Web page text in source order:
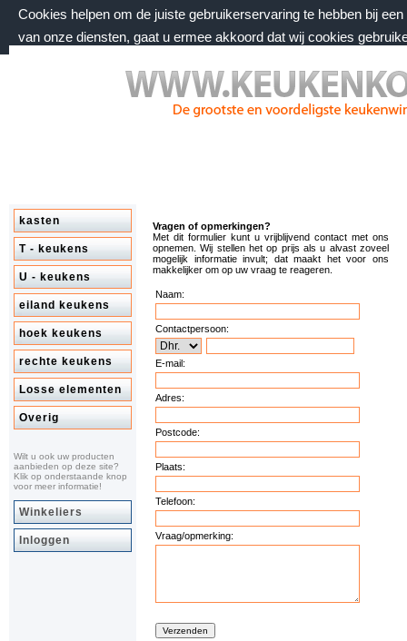
Cookies helpen om de juiste gebruikerservaring te hebben bij
van onze diensten, gaat u ermee akkoord dat wij cookies
zondag 9 augustus 2026, 11:44 uur
Welkom bij keukenkorting.nl
kasten
T - keukens
U - keukens
eiland keukens
hoek keukens
rechte keukens
Losse elementen
Overig
Wilt u ook uw producten
aanbieden op deze site?
Klik op onderstaande knop
voor meer informatie!
Winkeliers
Inloggen
Vragen of opmerkingen?
Met dit formulier kunt u vrijblijvend contact met ons
opnemen. Wij stellen het op prijs als u alvast zoveel
mogelijk informatie invult; dat maakt het voor ons
makkelijker om op uw vraag te reageren.
Naam:
Contactpersoon:
E-mail:
Adres:
Postcode:
Plaats:
Telefoon:
Vraag/opmerking: